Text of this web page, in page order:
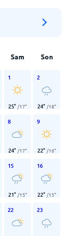
Sam Son
1
25° /17°
2
24° /18°
8
24° /17°
9
22° /16°
15
21° /15°
16
22° /15°
22 23